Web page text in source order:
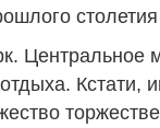
Центральное
Кстати,